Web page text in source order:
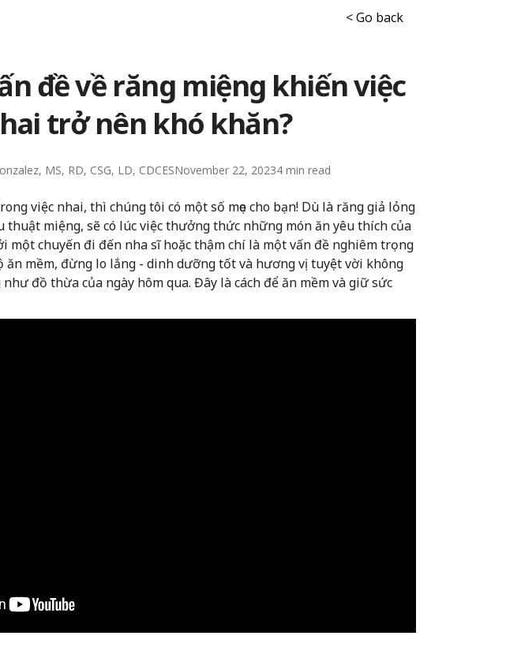
< Go back
đề về răng miệng khiến việc
trở nên khó khăn?
MS, RD, CSG, LD, CDCESNovember 22, 20234
việc nhai, thì chúng tôi có một số mẹo cho bạn! Dù là răng giả lỏng
thuật miệng, sẽ có lúc việc thưởng thức những món ăn yêu thích của
một chuyến đi đến nha sĩ hoặc thậm chí là một vấn đề nghiêm trọng
ăn mềm, đừng lo lắng - dinh dưỡng tốt và hương vị tuyệt vời không
đồ thừa của ngày hôm qua. Đây là cách để ăn mềm và giữ sức